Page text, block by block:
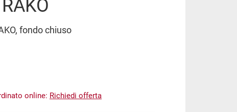
fondo chiuso
online: Richiedi offerta